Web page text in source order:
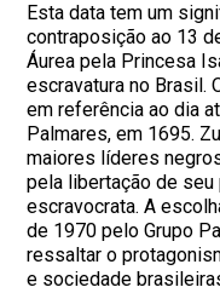
Esta data tem um
contraposição ao 13
Áurea pela Princesa
escravatura no Brasil.
em referência ao dia
Palmares, em 1695.
maiores líderes
pela libertação de
escravocrata. A
de 1970 pelo Grupo
ressaltar o
e sociedade